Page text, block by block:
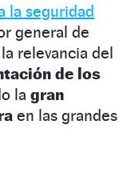
la seguridad
general de
relevancia del
de los
la gran
en las grandes